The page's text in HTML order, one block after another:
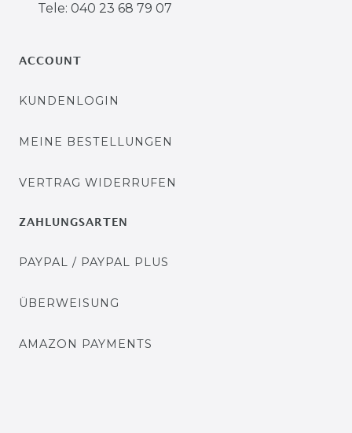
Tele: 040 23 68 79 07
ACCOUNT
KUNDENLOGIN
MEINE BESTELLUNGEN
VERTRAG WIDERRUFEN
ZAHLUNGSARTEN
PAYPAL / PAYPAL PLUS
ÜBERWEISUNG
AMAZON PAYMENTS